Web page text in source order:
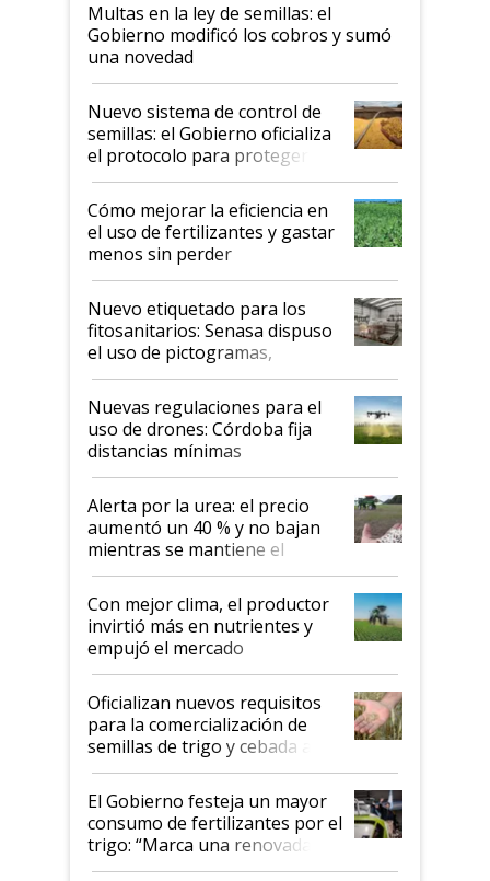
Multas en la ley de semillas: el
Gobierno modificó los cobros y sumó
una novedad
Nuevo sistema de control de
semillas: el Gobierno oficializa
el protocolo para proteger la
propiedad intelectual
Cómo mejorar la eficiencia en
el uso de fertilizantes y gastar
menos sin perder
productividad en la campaña
fina
Nuevo etiquetado para los
fitosanitarios: Senasa dispuso
el uso de pictogramas,
palabras de advertencia e
indicaciones
Nuevas regulaciones para el
uso de drones: Córdoba fija
distancias mínimas
Alerta por la urea: el precio
aumentó un 40 % y no bajan
mientras se mantiene el
conflicto en Medio Oriente
Con mejor clima, el productor
invirtió más en nutrientes y
empujó el mercado
Oficializan nuevos requisitos
para la comercialización de
semillas de trigo y cebada a
granel
El Gobierno festeja un mayor
consumo de fertilizantes por el
trigo: “Marca una renovada
confianza de los productores”